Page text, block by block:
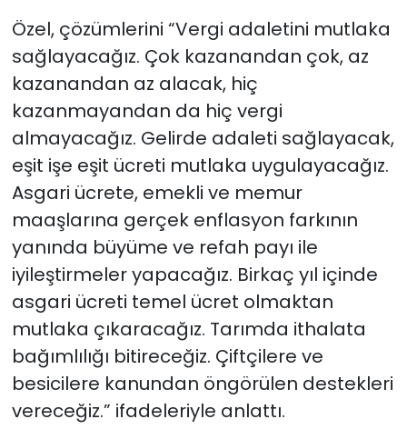
Özel, çözümlerini “Vergi adaletini mutlaka
sağlayacağız. Çok kazanandan çok, az
kazanandan az alacak, hiç
kazanmayandan da hiç vergi
almayacağız. Gelirde adaleti sağlayacak,
eşit işe eşit ücreti mutlaka uygulayacağız.
Asgari ücrete, emekli ve memur
maaşlarına gerçek enflasyon farkının
yanında büyüme ve refah payı ile
iyileştirmeler yapacağız. Birkaç yıl içinde
asgari ücreti temel ücret olmaktan
mutlaka çıkaracağız. Tarımda ithalata
bağımlılığı bitireceğiz. Çiftçilere ve
besicilere kanundan öngörülen destekleri
vereceğiz.” ifadeleriyle anlattı.